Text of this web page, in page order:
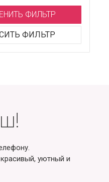
ФИЛЬТР
ФИЛЬТР
уютный и